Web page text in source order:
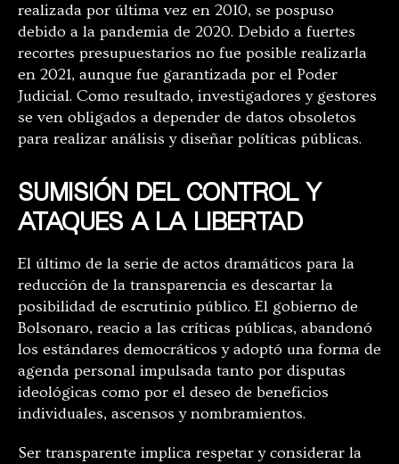
realizada por última vez en 2010, se pospuso
debido a la pandemia de 2020. Debido a fuertes
recortes presupuestarios no fue posible realizarla
en 2021, aunque fue garantizada por el Poder
Judicial. Como resultado, investigadores y gestores
se ven obligados a depender de datos obsoletos
para realizar análisis y diseñar políticas públicas.
SUMISIÓN DEL CONTROL Y
ATAQUES A LA LIBERTAD
El último de la serie de actos dramáticos para la
reducción de la transparencia es descartar la
posibilidad de escrutinio público. El gobierno de
Bolsonaro, reacio a las críticas públicas, abandonó
los estándares democráticos y adoptó una forma de
agenda personal impulsada tanto por disputas
ideológicas como por el deseo de beneficios
individuales, ascensos y nombramientos.
Ser transparente implica respetar y considerar la